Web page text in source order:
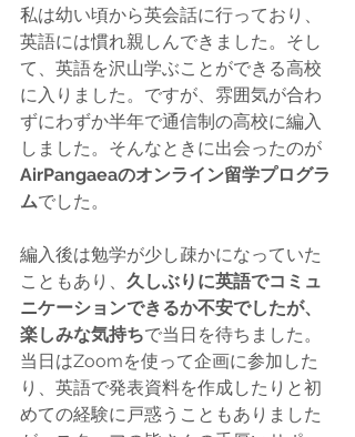
私は幼い頃から英会話に行っており、
英語には慣れ親しんできました。そし
て、英語を沢山学ぶことができる高校
に入りました。ですが、雰囲気が合わ
ずにわずか半年で通信制の高校に編入
しました。そんなときに出会ったのが
AirPangaeaのオンライン留学プログラ
ムでした。
編入後は勉学が少し疎かになっていた
こともあり、 久しぶりに英語でコミュ
ニケーションできるか不安でしたが、
楽しみな気持ちで当日を待ちました。
当日はZoomを使って企画に参加した
り、英語で発表資料を作成したりと初
めての経験に戸惑うこともありました